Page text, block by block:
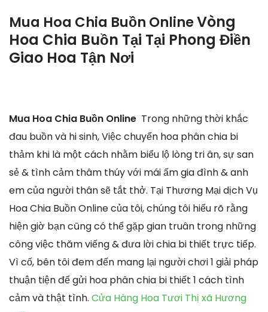
Mua Hoa Chia Buồn OnlineVòng
Hoa Chia Buồn Tại Tại Phong Điền
Giao Hoa Tận Nơi
Mua Hoa Chia Buồn Online Trong những thời khắc
đau buồn và hi sinh, Việc chuyển hoa phân chia bi
thảm khi là một cách nhằm biểu lộ lòng tri ân, sự san
sẻ & tình cảm thâm thúy với mái ấm gia đình & anh
em của người thân sẽ tắt thở. Tại Thương Mại dịch Vụ
Hoa Chia Buồn Online của tôi, chúng tôi hiểu rõ rằng
hiện giờ bạn cũng có thể gặp gian truân trong những
công việc thăm viếng & đưa lời chia bi thiết trực tiếp.
Vì cố, bên tôi đem đến mang lại người chơi 1 giải pháp
thuận tiện để gửi hoa phân chia bi thiết 1 cách tình
cảm và thật tình. Cửa Hàng Hoa Tươi Thị xã Hương